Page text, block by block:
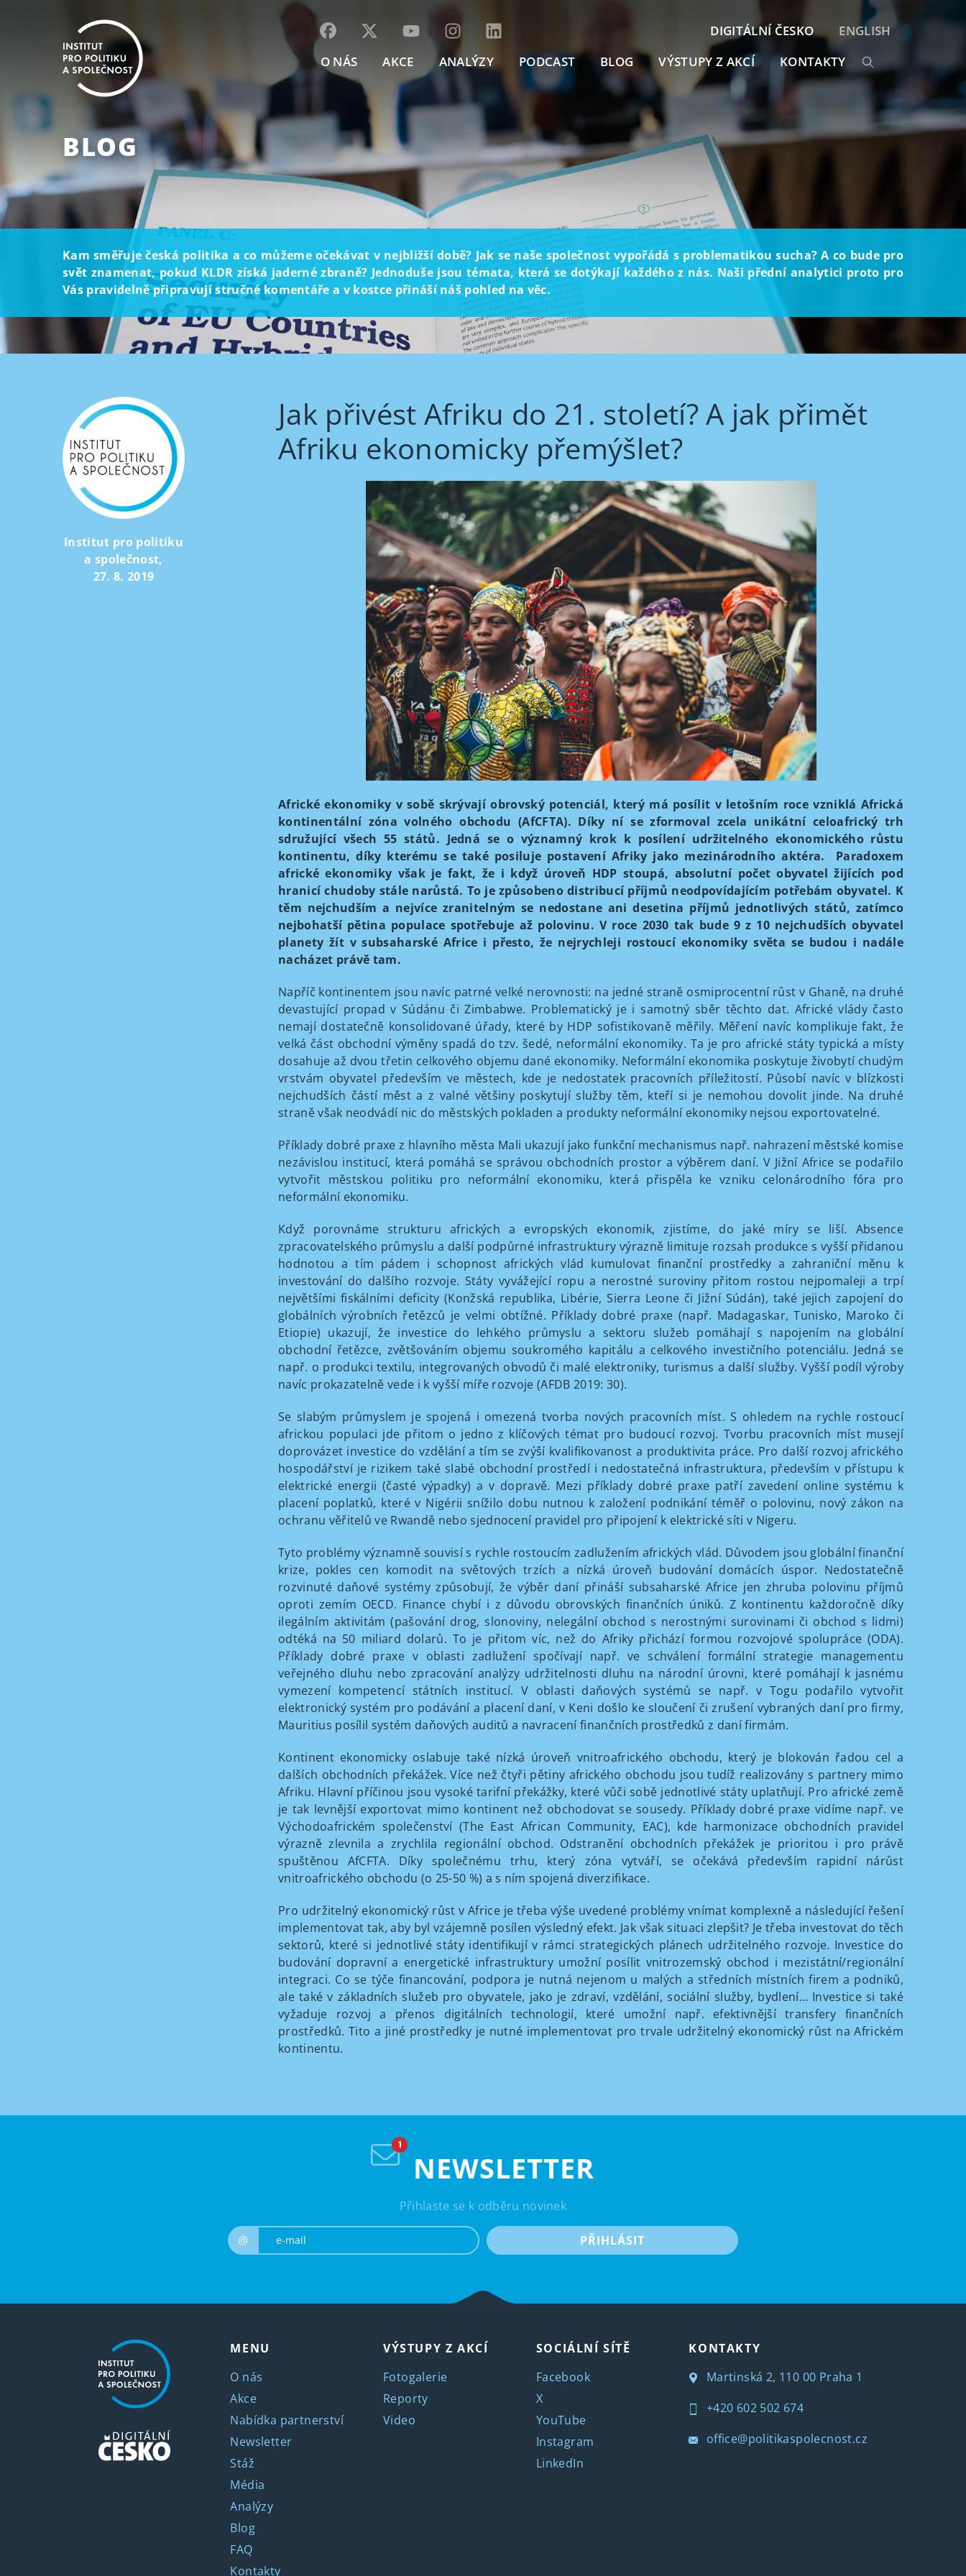
O NÁS AKCE ANALÝZY PODCAST BLOG VÝSTUPY Z AKCÍ KONTAKTY
DIGITÁLNÍ ČESKO ENGLISH
BLOG
Kam směřuje česká politika a co můžeme očekávat v nejbližší době? Jak se naše společnost vypořádá s problematikou sucha? A co bude pro
svět znamenat, pokud KLDR získá jaderné zbraně? Jednoduše jsou témata, která se dotýkají každého z nás. Naši přední analytici proto pro
Vás pravidelně připravují stručné komentáře a v kostce přináší náš pohled na věc.
Institut pro politiku
a společnost,
27. 8. 2019
Jak přivést Afriku do 21. století? A jak přimět
Afriku ekonomicky přemýšlet?
Africké ekonomiky v sobě skrývají obrovský potenciál, který má posílit v letošním roce vzniklá Africká
kontinentální zóna volného obchodu (AfCFTA). Díky ní se zformoval zcela unikátní celoafrický trh
sdružující všech 55 států. Jedná se o významný krok k posílení udržitelného ekonomického růstu
kontinentu, díky kterému se také posiluje postavení Afriky jako mezinárodního aktéra. Paradoxem
africké ekonomiky však je fakt, že i když úroveň HDP stoupá, absolutní počet obyvatel žijících pod
hranicí chudoby stále narůstá. To je způsobeno distribucí příjmů neodpovídajícím potřebám obyvatel. K
těm nejchudším a nejvíce zranitelným se nedostane ani desetina příjmů jednotlivých států, zatímco
nejbohatší pětina populace spotřebuje až polovinu. V roce 2030 tak bude 9 z 10 nejchudších obyvatel
planety žít v subsaharské Africe i přesto, že nejrychleji rostoucí ekonomiky světa se budou i nadále
nacházet právě tam.
Napříč kontinentem jsou navíc patrné velké nerovnosti: na jedné straně osmiprocentní růst v Ghaně, na druhé
devastující propad v Súdánu či Zimbabwe. Problematický je i samotný sběr těchto dat. Africké vlády často
nemají dostatečně konsolidované úřady, které by HDP sofistikovaně měřily. Měření navíc komplikuje fakt, že
velká část obchodní výměny spadá do tzv. šedé, neformální ekonomiky. Ta je pro africké státy typická a místy
dosahuje až dvou třetin celkového objemu dané ekonomiky. Neformální ekonomika poskytuje živobytí chudým
vrstvám obyvatel především ve městech, kde je nedostatek pracovních příležitostí. Působí navíc v blízkosti
nejchudších částí měst a z valné většiny poskytují služby těm, kteří si je nemohou dovolit jinde. Na druhé
straně však neodvádí nic do městských pokladen a produkty neformální ekonomiky nejsou exportovatelné.
Příklady dobré praxe z hlavního města Mali ukazují jako funkční mechanismus např. nahrazení městské komise
nezávislou institucí, která pomáhá se správou obchodních prostor a výběrem daní. V Jižní Africe se podařilo
vytvořit městskou politiku pro neformální ekonomiku, která přispěla ke vzniku celonárodního fóra pro
neformální ekonomiku.
Když porovnáme strukturu afrických a evropských ekonomik, zjistíme, do jaké míry se liší. Absence
zpracovatelského průmyslu a další podpůrné infrastruktury výrazně limituje rozsah produkce s vyšší přidanou
hodnotou a tím pádem i schopnost afrických vlád kumulovat finanční prostředky a zahraniční měnu k
investování do dalšího rozvoje. Státy vyvážející ropu a nerostné suroviny přitom rostou nejpomaleji a trpí
největšími fiskálními deficity (Konžská republika, Libérie, Sierra Leone či Jižní Súdán), také jejich zapojení do
globálních výrobních řetězců je velmi obtížné. Příklady dobré praxe (např. Madagaskar, Tunisko, Maroko či
Etiopie) ukazují, že investice do lehkého průmyslu a sektoru služeb pomáhají s napojením na globální
obchodní řetězce, zvětšováním objemu soukromého kapitálu a celkového investičního potenciálu. Jedná se
např. o produkci textilu, integrovaných obvodů či malé elektroniky, turismus a další služby. Vyšší podíl výroby
navíc prokazatelně vede i k vyšší míře rozvoje (AFDB 2019: 30).
Se slabým průmyslem je spojená i omezená tvorba nových pracovních míst. S ohledem na rychle rostoucí
africkou populaci jde přitom o jedno z klíčových témat pro budoucí rozvoj. Tvorbu pracovních míst musejí
doprovázet investice do vzdělání a tím se zvýší kvalifikovanost a produktivita práce. Pro další rozvoj afrického
hospodářství je rizikem také slabé obchodní prostředí i nedostatečná infrastruktura, především v přístupu k
elektrické energii (časté výpadky) a v dopravě. Mezi příklady dobré praxe patří zavedení online systému k
placení poplatků, které v Nigérii snížilo dobu nutnou k založení podnikání téměř o polovinu, nový zákon na
ochranu věřitelů ve Rwandě nebo sjednocení pravidel pro připojení k elektrické síti v Nigeru.
Tyto problémy významně souvisí s rychle rostoucím zadlužením afrických vlád. Důvodem jsou globální finanční
krize, pokles cen komodit na světových trzích a nízká úroveň budování domácích úspor. Nedostatečně
rozvinuté daňové systémy způsobují, že výběr daní přináší subsaharské Africe jen zhruba polovinu příjmů
oproti zemím OECD. Finance chybí i z důvodu obrovských finančních úniků. Z kontinentu každoročně díky
ilegálním aktivitám (pašování drog, slonoviny, nelegální obchod s nerostnými surovinami či obchod s lidmi)
odtéká na 50 miliard dolarů. To je přitom víc, než do Afriky přichází formou rozvojové spolupráce (ODA).
Příklady dobré praxe v oblasti zadlužení spočívají např. ve schválení formální strategie managementu
veřejného dluhu nebo zpracování analýzy udržitelnosti dluhu na národní úrovni, které pomáhají k jasnému
vymezení kompetencí státních institucí. V oblasti daňových systémů se např. v Togu podařilo vytvořit
elektronický systém pro podávání a placení daní, v Keni došlo ke sloučení či zrušení vybraných daní pro firmy,
Mauritius posílil systém daňových auditů a navracení finančních prostředků z daní firmám.
Kontinent ekonomicky oslabuje také nízká úroveň vnitroafrického obchodu, který je blokován řadou cel a
dalších obchodních překážek. Více než čtyři pětiny afrického obchodu jsou tudíž realizovány s partnery mimo
Afriku. Hlavní příčinou jsou vysoké tarifní překážky, které vůči sobě jednotlivé státy uplatňují. Pro africké země
je tak levnější exportovat mimo kontinent než obchodovat se sousedy. Příklady dobré praxe vidíme např. ve
Východoafrickém společenství (The East African Community, EAC), kde harmonizace obchodních pravidel
výrazně zlevnila a zrychlila regionální obchod. Odstranění obchodních překážek je prioritou i pro právě
spuštěnou AfCFTA. Díky společnému trhu, který zóna vytváří, se očekává především rapidní nárůst
vnitroafrického obchodu (o 25-50 %) a s ním spojená diverzifikace.
Pro udržitelný ekonomický růst v Africe je třeba výše uvedené problémy vnímat komplexně a následující řešení
implementovat tak, aby byl vzájemně posílen výsledný efekt. Jak však situaci zlepšit? Je třeba investovat do těch
sektorů, které si jednotlivé státy identifikují v rámci strategických plánech udržitelného rozvoje. Investice do
budování dopravní a energetické infrastruktury umožní posílit vnitrozemský obchod i mezistátní/regionální
integraci. Co se týče financování, podpora je nutná nejenom u malých a středních místních firem a podniků,
ale také v základních služeb pro obyvatele, jako je zdraví, vzdělání, sociální služby, bydlení… Investice si také
vyžaduje rozvoj a přenos digitálních technologií, které umožní např. efektivnější transfery finančních
prostředků. Tito a jiné prostředky je nutné implementovat pro trvale udržitelný ekonomický růst na Africkém
kontinentu.
NEWSLETTER
Přihlaste se k odběru novinek
@ PŘIHLÁSIT
MENU
O nás
Akce
Nabídka partnerství
Newsletter
Stáž
Média
Analýzy
Blog
FAQ
Kontakty
VÝSTUPY Z AKCÍ
Fotogalerie
Reporty
Video
SOCIÁLNÍ SÍTĚ
Facebook
X
YouTube
Instagram
LinkedIn
KONTAKTY
Martinská 2, 110 00 Praha 1
+420 602 502 674
office@politikaspolecnost.cz